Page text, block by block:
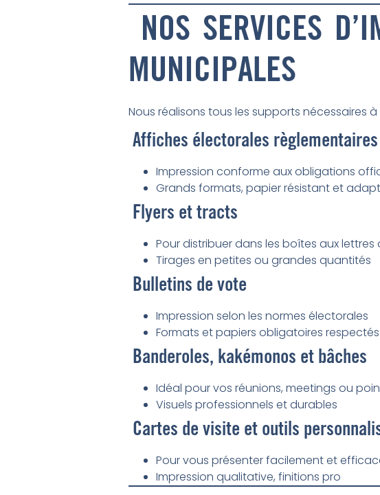
NOS SERVICES
MUNICIPALES
Nous réalisons tous les supports
Affiches électorales règlementaires
Impression conforme aux obligations
Grands formats, papier résistant et
Flyers et tracts
Pour distribuer dans les boîtes aux
Tirages en petites ou grandes quantités
Bulletins de vote
Impression selon les normes électorales
Formats et papiers obligatoires respectés
Banderoles, kakémonos et bâches
Idéal pour vos réunions, meetings ou
Visuels professionnels et durables
Cartes de visite et outils
Pour vous présenter facilement et
Impression qualitative, finitions pro